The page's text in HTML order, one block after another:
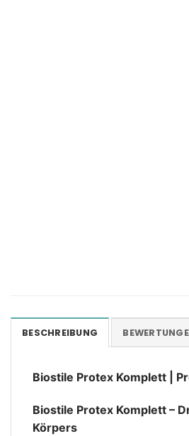
BESCHREIBUNG
Biostile Protex Komplett |
Biostile Protex Komplett –
Körpers